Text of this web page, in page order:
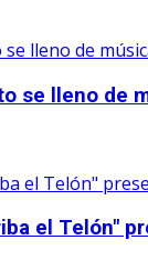
se lleno de
el Telón"